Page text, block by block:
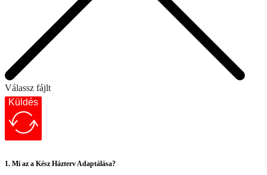
Válassz fájlt
Küldés
1. Mi az a Kész Házterv Adaptálása?